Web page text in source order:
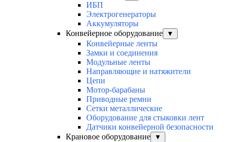
ИБП
Электрогенераторы
Аккумуляторы
Конвейерное оборудование
▼
Конвейерные ленты
Замки и соединения
Модульные ленты
Направляющие и натяжители
Цепи
Мотор-барабаны
Приводные ремни
Сетки металлические
Оборудование для стыковки лент
Датчики конвейерной безопасности
Крановое оборудование
▼